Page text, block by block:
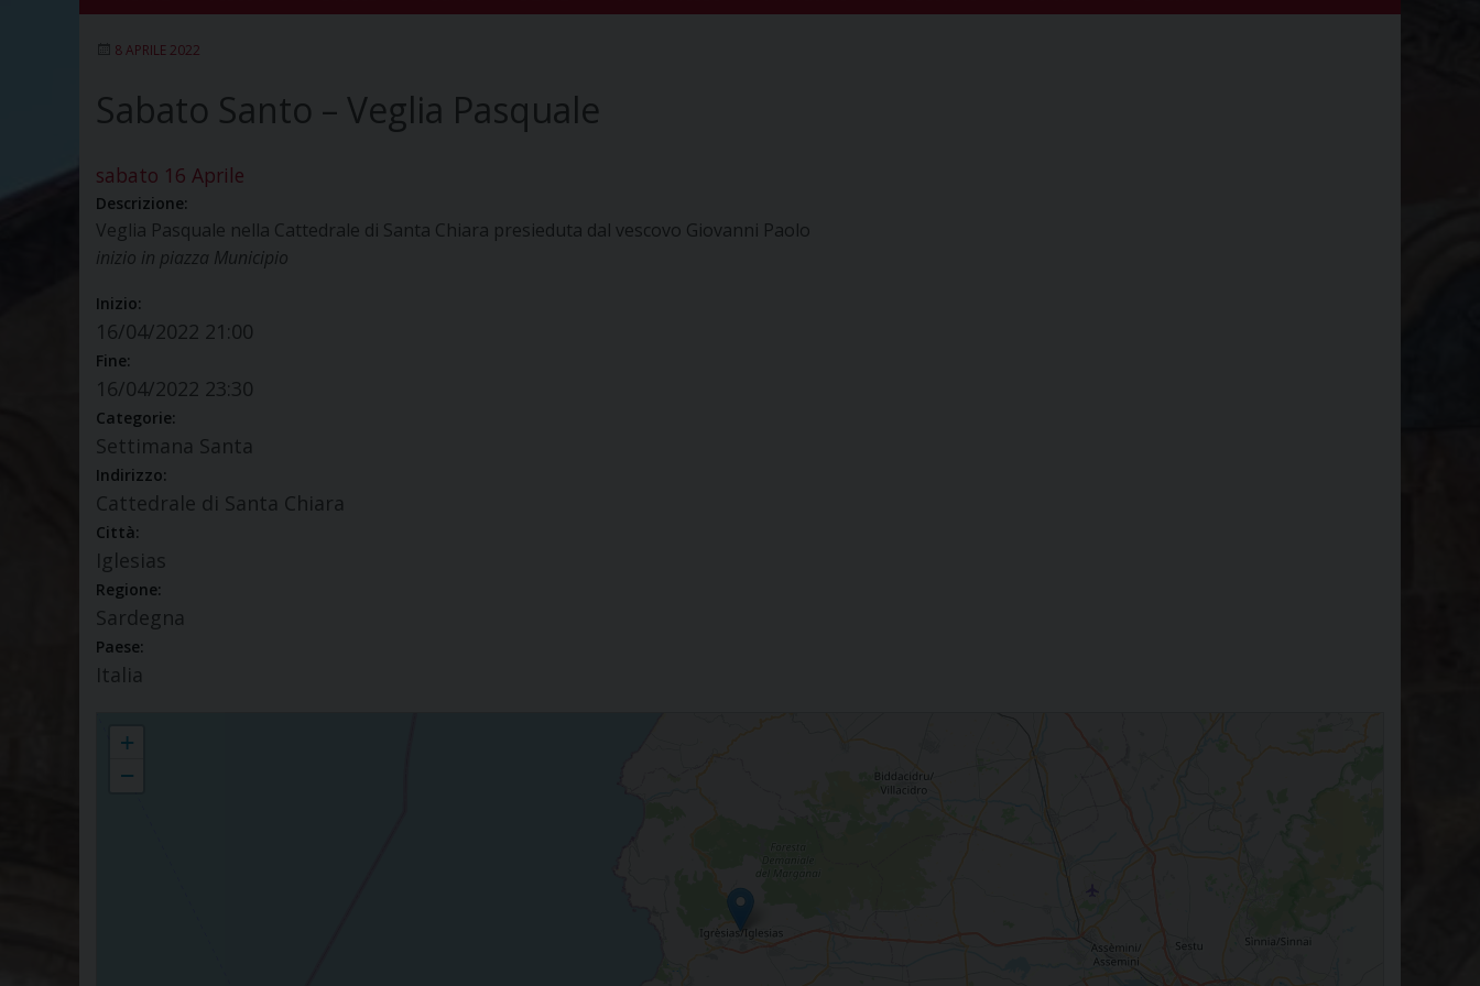
8 APRILE 2022
Sabato Santo – Veglia Pasquale
sabato 16 Aprile
Descrizione:
Veglia Pasquale nella Cattedrale di Santa Chiara presieduta dal vescovo Giovanni Paolo
inizio in piazza Municipio
Inizio:
16/04/2022 21:00
Fine:
16/04/2022 23:30
Categorie:
Settimana Santa
Indirizzo:
Cattedrale di Santa Chiara
Città:
Iglesias
Regione:
Sardegna
Paese:
Italia
+
−